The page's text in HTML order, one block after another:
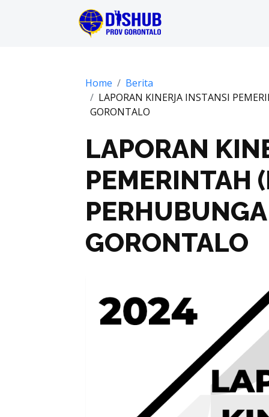
Home
Berita
LAPORAN KINERJA INSTANSI
GORONTALO
LAPORAN
PEMERINTAH
GORONTALO